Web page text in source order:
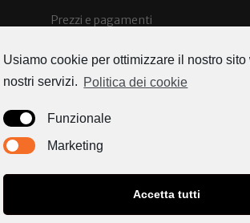
Prezzi e pagamenti
Spedizioni e costi
Caorle news
Usiamo cookie per ottimizzare il nostro sito
nostri servizi. Politica dei cookie
Funzionale
Marketing
Accetta tutti